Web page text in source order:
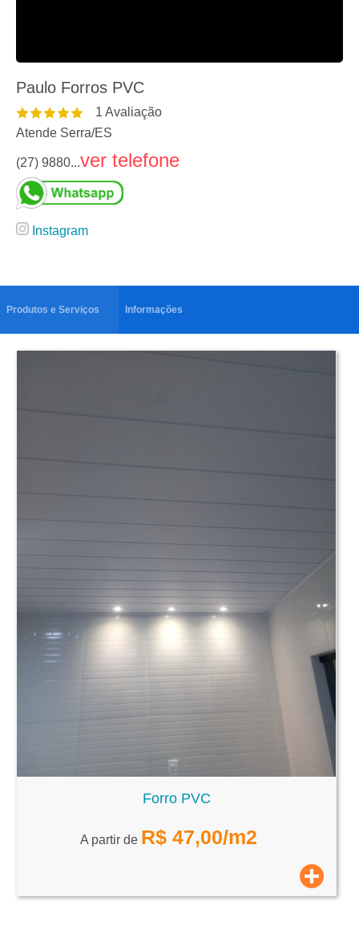
Paulo Forros PVC
1 Avaliação
Atende Serra/ES
(27) 9880...ver telefone
Instagram
Produtos e Serviços Informações
Forro PVC
A partir de R$ 47,00/m2